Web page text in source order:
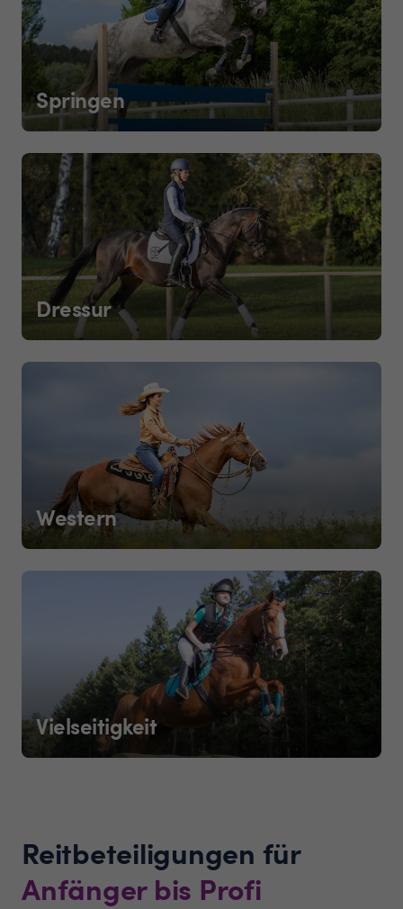
Springen
Dressur
Western
Vielseitigkeit
Reitbeteiligungen für
Anfänger bis Profi